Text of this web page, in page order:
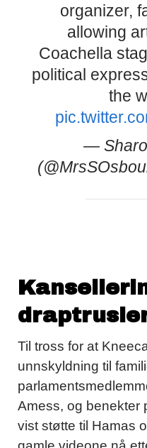
organizer,
allowing
Coachella
political
the
—
Til tross for at
unnskyldning til
Amess, og benekter
vist støtte til Hamas